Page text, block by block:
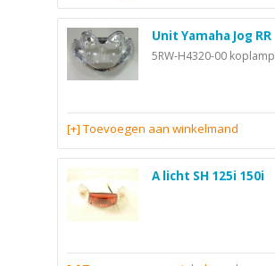
Unit Yamaha Jog RR
5RW-H4320-00 koplamp
[+] Toevoegen aan winkelmand
A licht SH 125i 150i